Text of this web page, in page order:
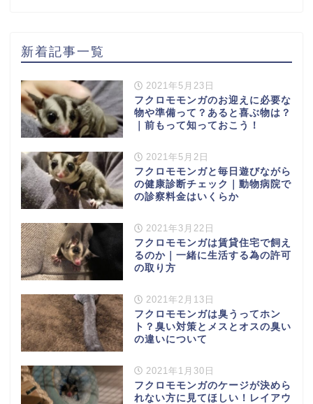
新着記事一覧
2021年5月23日
フクロモモンガのお迎えに必要な
物や準備って？あると喜ぶ物は？
｜前もって知っておこう！
2021年5月2日
フクロモモンガと毎日遊びながら
の健康診断チェック｜動物病院で
の診察料金はいくらか
2021年3月22日
フクロモモンガは賃貸住宅で飼え
るのか｜一緒に生活する為の許可
の取り方
2021年2月13日
フクロモモンガは臭うってホン
ト？臭い対策とメスとオスの臭い
の違いについて
2021年1月30日
フクロモモンガのケージが決めら
れない方に見てほしい！レイアウ